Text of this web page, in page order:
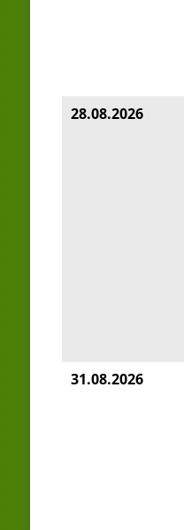
28.08.2026
31.08.2026